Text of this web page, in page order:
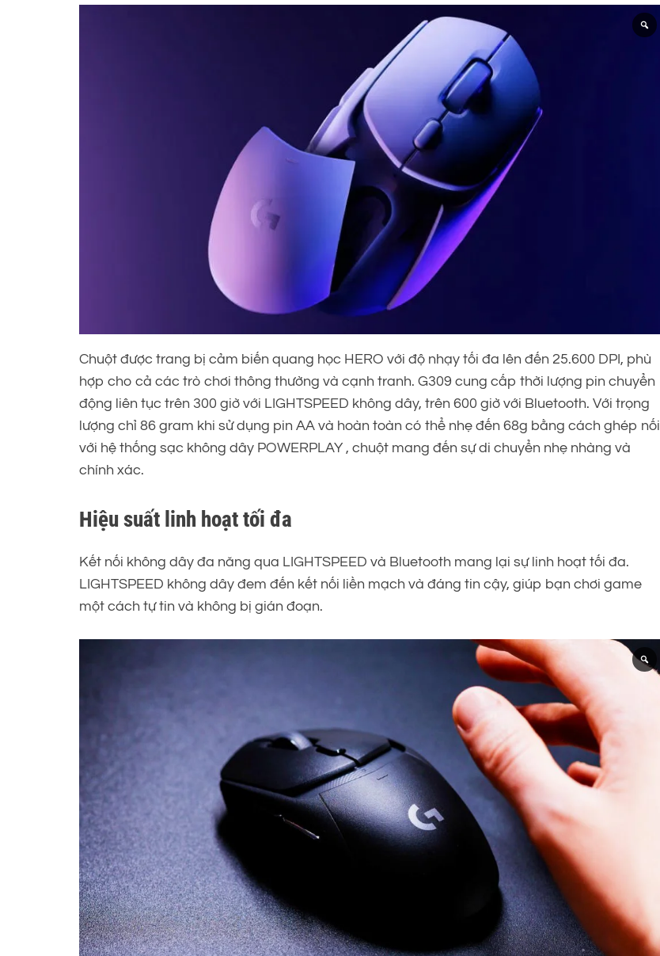
Chuột được trang bị cảm biến quang học HERO với độ nhạy tối đa lên đến 25.600 DPI, phù
hợp cho cả các trò chơi thông thường và cạnh tranh. G309 cung cấp thời lượng pin chuyển
động liên tục trên 300 giờ với LIGHTSPEED không dây, trên 600 giờ với Bluetooth. Với trọng
lượng chỉ 86 gram khi sử dụng pin AA và hoàn toàn có thể nhẹ đến 68g bằng cách ghép nối
với hệ thống sạc không dây POWERPLAY , chuột mang đến sự di chuyển nhẹ nhàng và
chính xác.
Hiệu suất linh hoạt tối đa
Kết nối không dây đa năng qua LIGHTSPEED và Bluetooth mang lại sự linh hoạt tối đa.
LIGHTSPEED không dây đem đến kết nối liền mạch và đáng tin cậy, giúp bạn chơi game
một cách tự tin và không bị gián đoạn.